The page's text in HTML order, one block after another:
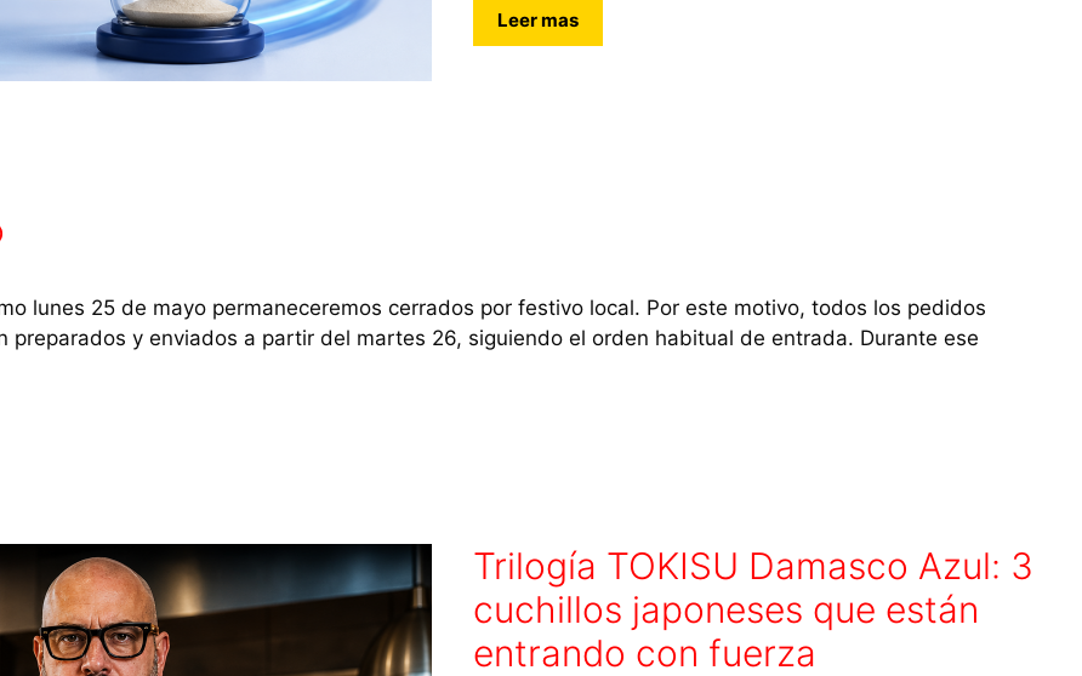
Leer mas
lunes 25 de mayo permaneceremos cerrados por festivo local. Por este motivo, todos los pedidos
preparados y enviados a partir del martes 26, siguiendo el orden habitual de entrada. Durante ese
Trilogía TOKISU Damasco Azul: 3
cuchillos japoneses que están
entrando con fuerza